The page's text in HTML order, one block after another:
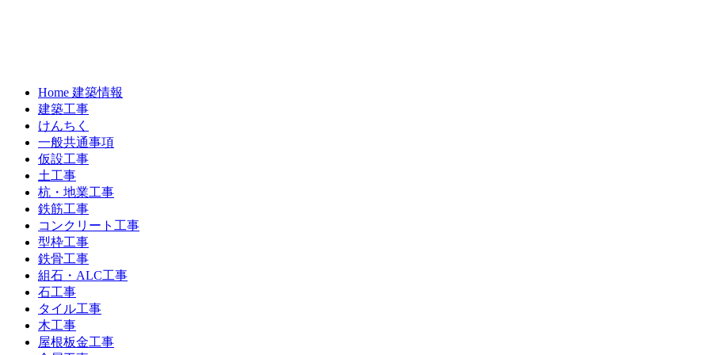
Home 建築情報
建築工事
けんちく
一般共通事項
仮設工事
土工事
杭・地業工事
鉄筋工事
コンクリート工事
型枠工事
鉄骨工事
組石・ALC工事
石工事
タイル工事
木工事
屋根板金工事